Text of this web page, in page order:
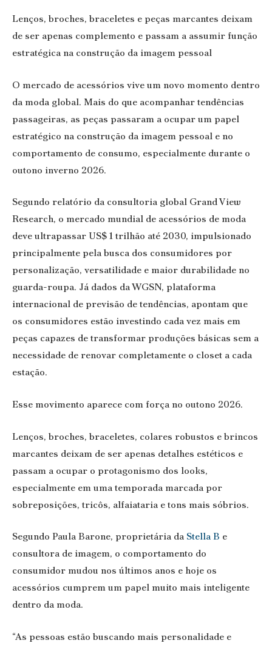
Lenços, broches, braceletes e peças marcantes deixam
de ser apenas complemento e passam a assumir função
estratégica na construção da imagem pessoal
O mercado de acessórios vive um novo momento dentro
da moda global. Mais do que acompanhar tendências
passageiras, as peças passaram a ocupar um papel
estratégico na construção da imagem pessoal e no
comportamento de consumo, especialmente durante o
outono inverno 2026.
Segundo relatório da consultoria global Grand View
Research, o mercado mundial de acessórios de moda
deve ultrapassar US$ 1 trilhão até 2030, impulsionado
principalmente pela busca dos consumidores por
personalização, versatilidade e maior durabilidade no
guarda-roupa. Já dados da WGSN, plataforma
internacional de previsão de tendências, apontam que
os consumidores estão investindo cada vez mais em
peças capazes de transformar produções básicas sem a
necessidade de renovar completamente o closet a cada
estação.
Esse movimento aparece com força no outono 2026.
Lenços, broches, braceletes, colares robustos e brincos
marcantes deixam de ser apenas detalhes estéticos e
passam a ocupar o protagonismo dos looks,
especialmente em uma temporada marcada por
sobreposições, tricôs, alfaiataria e tons mais sóbrios.
Segundo Paula Barone, proprietária da Stella B e
consultora de imagem, o comportamento do
consumidor mudou nos últimos anos e hoje os
acessórios cumprem um papel muito mais inteligente
dentro da moda.
“As pessoas estão buscando mais personalidade e